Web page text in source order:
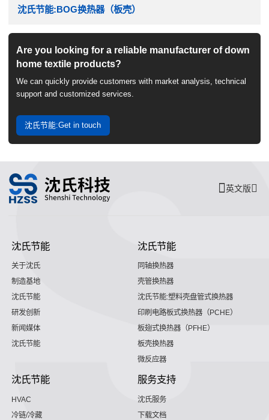
沈氏节能:BOG换热器（板壳）
Are you looking for a reliable manufacturer of down
home textile products?
We can quickly provide customers with market analysis, technical
support and customized services.
沈氏节能:Get in touch
英文版
沈氏节能
关于沈氏
制造基地
沈氏节能
研发创新
新闻媒体
沈氏节能
沈氏节能
同轴换热器
壳管换热器
沈氏节能:塑料壳盘管式换热器
印刷电路板式换热器（PCHE）
板翅式换热器（PFHE）
板壳换热器
微反应器
沈氏节能
HVAC
冷链/冷藏
服务支持
沈氏服务
下载文档